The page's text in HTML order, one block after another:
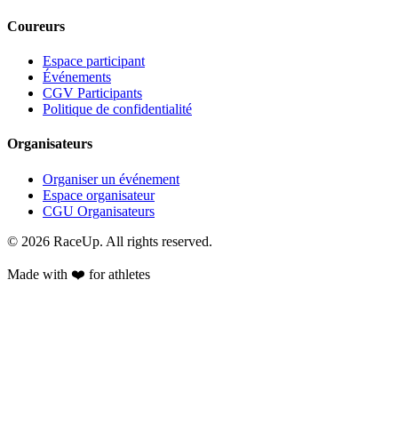
Coureurs
Espace participant
Événements
CGV Participants
Politique de confidentialité
Organisateurs
Organiser un événement
Espace organisateur
CGU Organisateurs
© 2026 RaceUp. All rights reserved.
Made with ❤️ for athletes